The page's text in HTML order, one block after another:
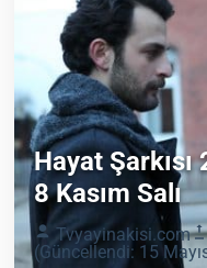
Hayat
8 Kasım Salı
Tvyayinakisi.com
(Güncellendi: 15